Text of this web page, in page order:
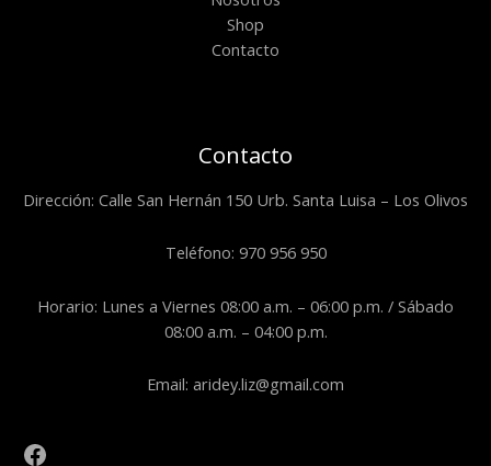
Shop
Contacto
Contacto
Dirección: Calle San Hernán 150 Urb. Santa Luisa – Los Olivos
Teléfono: 970 956 950
Horario: Lunes a Viernes 08:00 a.m. – 06:00 p.m. / Sábado
08:00 a.m. – 04:00 p.m.
Email: aridey.liz@gmail.com